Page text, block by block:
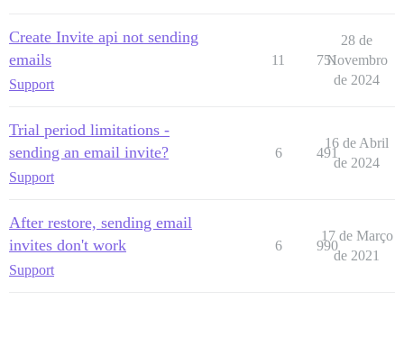
Create Invite api not sending
emails
Support
11 751
28 de
Novembro
de 2024
Trial period limitations -
sending an email invite?
Support
6 491
16 de Abril
de 2024
After restore, sending email
invites don't work
Support
6 990
17 de Março
de 2021